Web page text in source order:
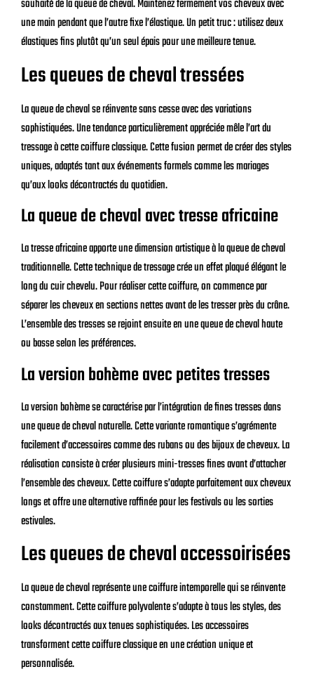
souhaité de la queue de cheval. Maintenez fermement vos cheveux avec
une main pendant que l’autre fixe l’élastique. Un petit truc : utilisez deux
élastiques fins plutôt qu’un seul épais pour une meilleure tenue.
Les queues de cheval tressées
La queue de cheval se réinvente sans cesse avec des variations
sophistiquées. Une tendance particulièrement appréciée mêle l’art du
tressage à cette coiffure classique. Cette fusion permet de créer des styles
uniques, adaptés tant aux événements formels comme les mariages
qu’aux looks décontractés du quotidien.
La queue de cheval avec tresse africaine
La tresse africaine apporte une dimension artistique à la queue de cheval
traditionnelle. Cette technique de tressage crée un effet plaqué élégant le
long du cuir chevelu. Pour réaliser cette coiffure, on commence par
séparer les cheveux en sections nettes avant de les tresser près du crâne.
L’ensemble des tresses se rejoint ensuite en une queue de cheval haute
ou basse selon les préférences.
La version bohème avec petites tresses
La version bohème se caractérise par l’intégration de fines tresses dans
une queue de cheval naturelle. Cette variante romantique s’agrémente
facilement d’accessoires comme des rubans ou des bijoux de cheveux. La
réalisation consiste à créer plusieurs mini-tresses fines avant d’attacher
l’ensemble des cheveux. Cette coiffure s’adapte parfaitement aux cheveux
longs et offre une alternative raffinée pour les festivals ou les sorties
estivales.
Les queues de cheval accessoirisées
La queue de cheval représente une coiffure intemporelle qui se réinvente
constamment. Cette coiffure polyvalente s’adapte à tous les styles, des
looks décontractés aux tenues sophistiquées. Les accessoires
transforment cette coiffure classique en une création unique et
personnalisée.